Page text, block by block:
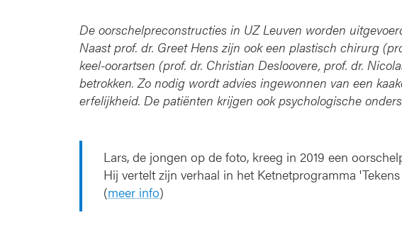
De oorschelpreconstructies in UZ Leuven worden
Naast prof. dr. Greet Hens zijn ook een plastisch chirurg
keel-oorartsen (prof. dr. Christian Desloovere, prof. dr.
betrokken. Zo nodig wordt advies ingewonnen van een
erfelijkheid. De patiënten krijgen ook psychologische
Lars, de jongen op de foto, kreeg in 2019 een
Hij vertelt zijn verhaal in het Ketnetprogramma
(meer info)